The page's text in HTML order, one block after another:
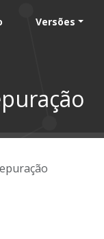
Versões